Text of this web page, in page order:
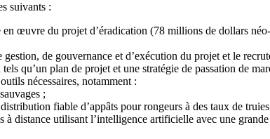
suivants :
œuvre du projet d’éradication (78 millions de dollars
de gouvernance et d’exécution du projet et le
qu’un plan de projet et une stratégie de passation de
nécessaires, notamment :
;
fiable d’appâts pour rongeurs à des taux de
à distance utilisant l’intelligence artificielle avec une